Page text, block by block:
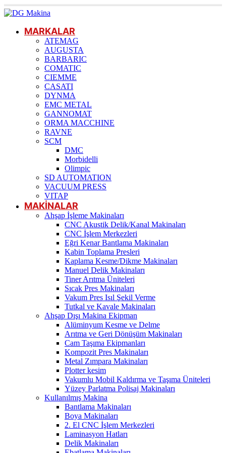
MARKALAR
ATEMAG
AUGUSTA
BARBARIC
COMATIC
CIEMME
CASATI
DYNMA
EMC METAL
GANNOMAT
ORMA MACCHINE
RAVNE
SCM
DMC
Morbidelli
Olimpic
SD AUTOMATION
VACUUM PRESS
VITAP
MAKİNALAR
Ahşap İşleme Makinaları
CNC Akustik Delik/Kanal Makinaları
CNC İşlem Merkezleri
Eğri Kenar Bantlama Makinaları
Kabin Toplama Presleri
Kaplama Kesme/Dikme Makinaları
Manuel Delik Makinaları
Tiner Arıtma Üniteleri
Sıcak Pres Makinaları
Vakum Pres Isıl Şekil Verme
Tutkal ve Kavale Makinaları
Ahşap Dışı Makina Ekipman
Alüminyum Kesme ve Delme
Arıtma ve Geri Dönüşüm Makinaları
Cam Taşıma Ekipmanları
Kompozit Pres Makinaları
Metal Zımpara Makinaları
Plotter kesim
Vakumlu Mobil Kaldırma ve Taşıma Üniteleri
Yüzey Parlatma Polisaj Makinaları
Kullanılmış Makina
Bantlama Makinaları
Boya Makinaları
2. El CNC İşlem Merkezleri
Laminasyon Hatları
Delik Makinaları